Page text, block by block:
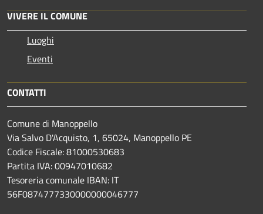
VIVERE IL COMUNE
Luoghi
Eventi
CONTATTI
Comune di Manoppello
Via Salvo D'Acquisto, 1, 65024, Manoppello PE
Codice Fiscale: 81000530683
Partita IVA: 00947010682
Tesoreria comunale IBAN: IT
56F0874777330000000046777